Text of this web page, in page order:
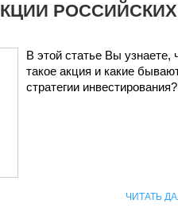
РОССИЙСКИХ
В этой статье Вы узнаете,
такое акция и какие
стратегии инвестирования?
ЧИТАТЬ